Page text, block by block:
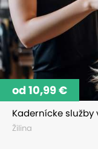
Kadernícke služby
Žilina
od 10,99 €